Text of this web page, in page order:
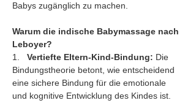
Babys zugänglich zu machen.
Warum die indische Babymassage nach
Leboyer?
1. Vertiefte Eltern-Kind-Bindung: Die
Bindungstheorie betont, wie entscheidend
eine sichere Bindung für die emotionale
und kognitive Entwicklung des Kindes ist.